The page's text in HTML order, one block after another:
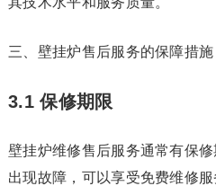
三、壁挂炉售后服务的保障措施
3.1 保修期限
壁挂炉维修售后服务通常有保
出现故障，可以享受免费维修